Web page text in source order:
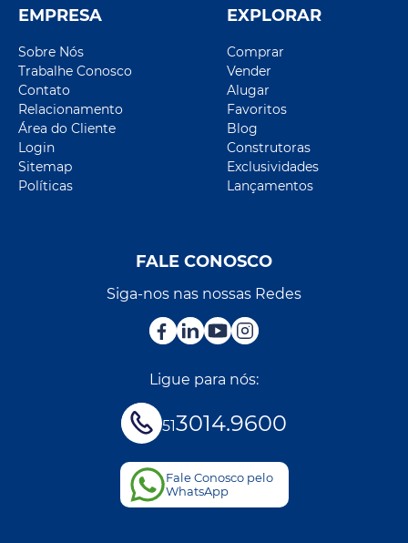
EMPRESA
Sobre Nós
Trabalhe Conosco
Contato
Relacionamento
Área do Cliente
Login
Sitemap
Políticas
EXPLORAR
Comprar
Vender
Alugar
Favoritos
Blog
Construtoras
Exclusividades
Lançamentos
FALE CONOSCO
Siga-nos nas nossas Redes
Ligue para nós:
513014.9600
Fale Conosco pelo
WhatsApp